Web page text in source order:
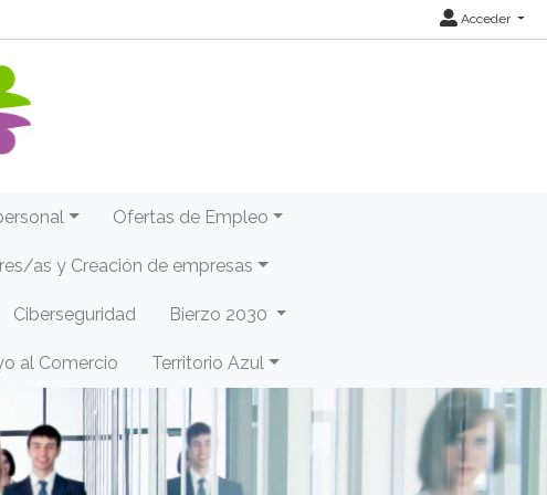
Acceder
Ofertas de Empleo
as y Creación de empresas
Ciberseguridad Bierzo 2030
al Comercio Territorio Azul